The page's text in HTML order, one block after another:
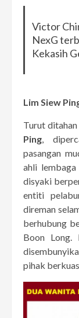
Victor
NexG
Kekasih
Lim Siew
Turut
Ping,
pasangan
ahli lembaga
disyaki
entiti
direman
berhubung
Boon Long.
pihak